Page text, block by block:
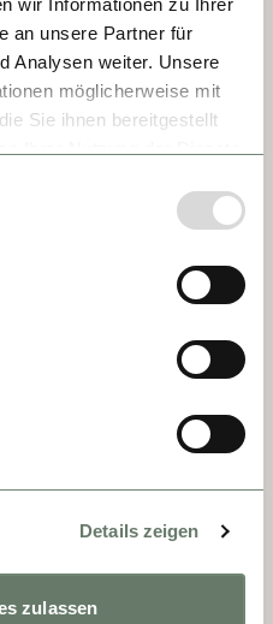
wir Informationen zu Ihrer
an unsere Partner für
Analysen weiter. Unsere
möglicherweise mit
Sie ihnen bereitgestellt
Details zeigen
zulassen
Kopfsteinpflaster.
ist eine Reise
große Dinge zu
wie den fünf